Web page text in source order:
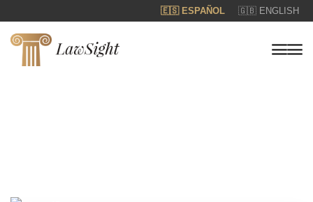
🇪🇸 ESPAÑOL 🇬🇧 ENGLISH